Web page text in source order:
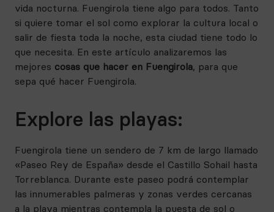
vida nocturna. Fuengirola tiene algo para todos. Tanto
si quiere tomar el sol como explorar la cultura local o
salir de fiesta toda la noche, esta ciudad tiene todo lo
que necesita. En este artículo analizaremos las
mejores cosas que hacer en Fuengirola, para que
sepa qué hacer Fuengirola.
Explore las playas:
Fuengirola tiene un sendero de 7 km de largo llamado
«Paseo Rey de España» desde el Castillo Sohail hasta
Torreblanca. Durante este paseo podrá contemplar
las innumerables palmeras y zonas verdes cercanas
a la playa mientras contempla la puesta de sol o